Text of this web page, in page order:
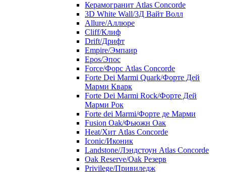
Керамогранит Atlas Concorde
3D White Wall/3Д Вайт Волл
Allure/Аллюрe
Cliff/Клиф
Drift/Дрифт
Empire/Эмпаир
Epos/Эпос
Force/Фoрс Atlas Concorde
Forte Dei Marmi Quark/Форте Дей
Марми Кварк
Forte Dei Marmi Rock/Форте Дей
Марми Рок
Forte dei Marmi/Форте де Марми
Fusion Oak/Фьюжн Оак
Heat/Xит Atlas Concorde
Iconic/Иконик
Landstone/Лэндстоун Atlas Concorde
Oak Reserve/Оak Резepв
Privilege/Привиледж